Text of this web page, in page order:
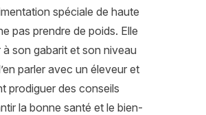
spéciale de haute
pas prendre de poids. Elle
à son gabarit et son niveau
parler avec un éleveur et
prodiguer des conseils
la bonne santé et le bien-